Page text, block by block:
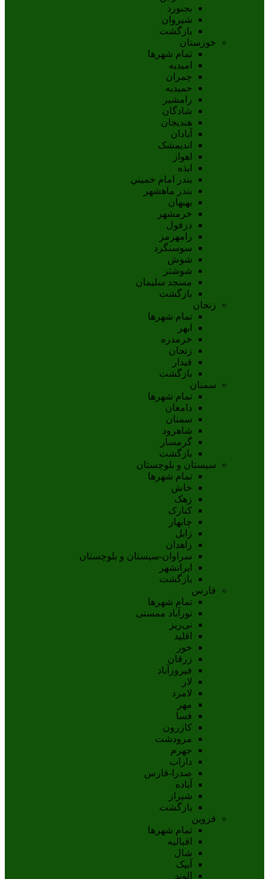
بجنورد
شيروان
بازگشت
خوزستان
تمام شهر‌ها
امیدیه
چمران
حمیدیه
رامشیر
شادگان
هندیجان
آبادان
انديمشک
اهواز
ايذه
بندر امام خميني
بندر ماهشهر
بهبهان
خرمشهر
دزفول
رامهرمز
سوسنگرد
شوش
شوشتر
مسجد سليمان
بازگشت
زنجان
تمام شهر‌ها
ابهر
خرمدره
زنجان
قيدار
بازگشت
سمنان
تمام شهر‌ها
دامغان
سمنان
شاهرود
گرمسار
بازگشت
سیستان و بلوچستان
تمام شهر‌ها
خاش
زهک
کنارک
چابهار
زابل
زاهدان
سراوان-سيستان و بلوچستان
ايرانشهر
بازگشت
فارس
تمام شهر‌ها
نورآباد ممسنی
نی‌ریز
اقلید
خور
زرقان
فیروزآباد
لار
لامرد
مهر
فسا
کازرون
مرودشت
جهرم
داراب
صدرا-فارس
آباده
شيراز
بازگشت
قزوین
تمام شهر‌ها
اقبالیه
شال
آبيک
الوند